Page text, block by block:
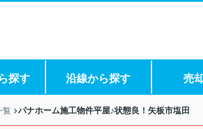
探す 沿線から探す 売
覧 パナホーム施工物件平屋♪状態良！矢板市塩田